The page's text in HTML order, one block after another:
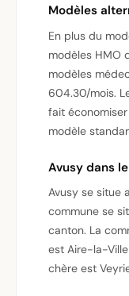
Modèles
En plus du
modèles HMO
modèles
604.30/mois.
fait
modèle
Avusy dans
Avusy se situe
commune se
canton. La
est Aire-la-
chère est